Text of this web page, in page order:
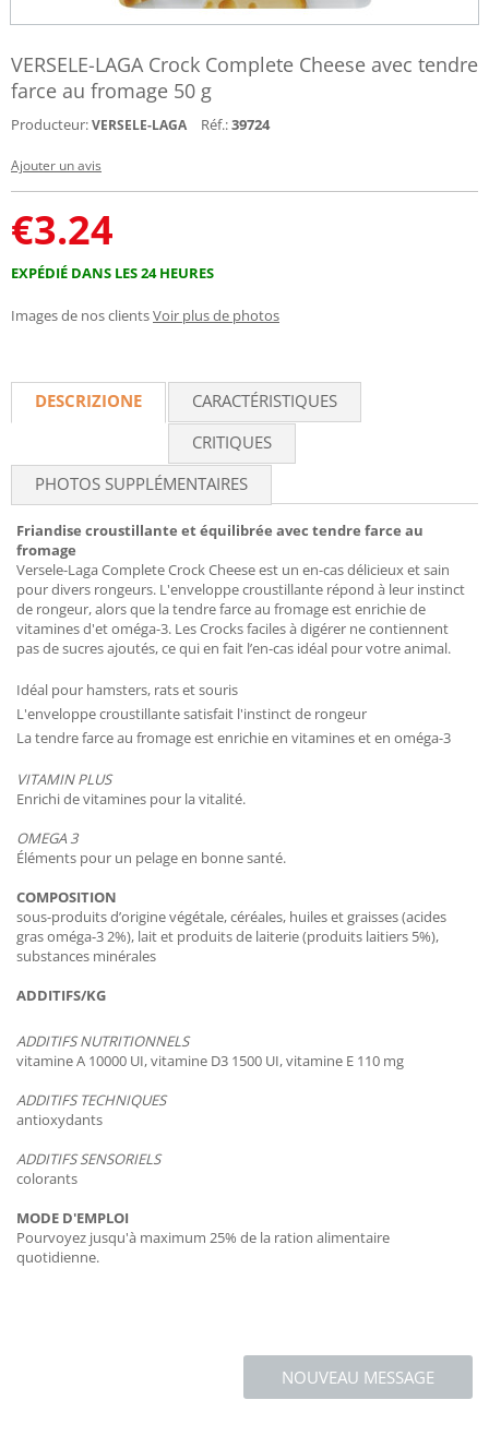
VERSELE-LAGA Crock Complete Cheese avec tendre
farce au fromage 50 g
Producteur:VERSELE-LAGA Réf.:39724
Ajouter un avis
€3.24
EXPÉDIÉ DANS LES 24 HEURES
Images de nos clientsVoir plus de photos
DESCRIZIONE
CARACTÉRISTIQUES
CRITIQUES
PHOTOS SUPPLÉMENTAIRES
Friandise croustillante et équilibrée avec tendre farce au
fromage
Versele-Laga Complete Crock Cheese est un en-cas délicieux et sain
pour divers rongeurs. L'enveloppe croustillante répond à leur instinct
de rongeur, alors que la tendre farce au fromage est enrichie de
vitamines d'et oméga-3. Les Crocks faciles à digérer ne contiennent
pas de sucres ajoutés, ce qui en fait l’en-cas idéal pour votre animal.
Idéal pour hamsters, rats et souris
L'enveloppe croustillante satisfait l'instinct de rongeur
La tendre farce au fromage est enrichie en vitamines et en oméga-3
VITAMIN PLUS
Enrichi de vitamines pour la vitalité.
OMEGA 3
Éléments pour un pelage en bonne santé.
COMPOSITION
sous-produits d’origine végétale, céréales, huiles et graisses (acides
gras oméga-3 2%), lait et produits de laiterie (produits laitiers 5%),
substances minérales
ADDITIFS/KG
ADDITIFS NUTRITIONNELS
vitamine A 10000 UI, vitamine D3 1500 UI, vitamine E 110 mg
ADDITIFS TECHNIQUES
antioxydants
ADDITIFS SENSORIELS
colorants
MODE D'EMPLOI
Pourvoyez jusqu'à maximum 25% de la ration alimentaire
quotidienne.
NOUVEAU MESSAGE